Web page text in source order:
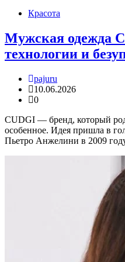
Красота
Мужская одежда
технологии и
pajuru
10.06.2026
0
CUDGI — бренд, который
особенное. Идея пришла в
Пьетро Анжелини в 2009